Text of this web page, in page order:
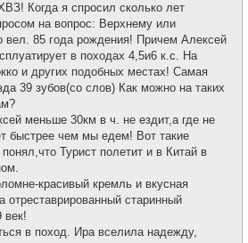
Когда я спросил сколько лет
на вопрос: Верхнему или
вел. 85 года рождения! Причем Алексей
в походах 4,5и6 к.с. На
и других подобных местах! Самая
39 зубов(со слов) Как можно на таких
меньше 30км в ч. не ездит,а где не
быстрее чем мы едем! Вот такие
Турист полетит и в Китай в
красивый кремль и вкусная
отреставрированный старинный
век!
в поход. Ира вселила надежду,